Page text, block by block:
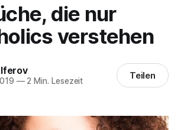
die nur
verstehen
—2 Min. Lesezeit Teilen